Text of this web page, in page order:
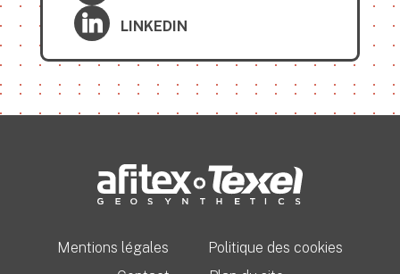
LINKEDIN
Mentions légales
Politique des cookies